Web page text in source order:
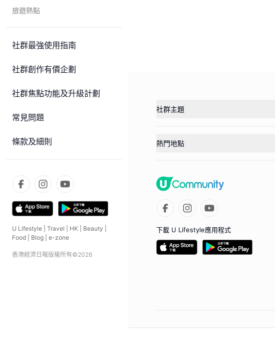
旅遊熱點
社群最強使用指南
社群創作有價企劃
社群焦點功能及升級計劃
常見問題
條款及細則
U Lifestyle Travel HK Beauty
Food
Blog e-zone
香港經濟日報版權所有©2026
社群主題
熱門地點
下載 U Lifestyle應用程式